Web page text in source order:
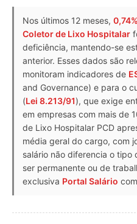
Nos últimos 12 meses, 0,74%
Coletor de Lixo Hospitalar
deficiência, mantendo-se
anterior. Esses dados são
monitoram indicadores de
and Governance) e para o
(Lei 8.213/91), que exige
em empresas com mais de
de Lixo Hospitalar PCD
média geral do cargo, com
salário não diferencia o
ser permanente ou de
exclusiva Portal Salário